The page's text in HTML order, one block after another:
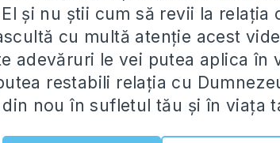
și nu știi cum să revii la relația
cu multă atenție acest
adevăruri le vei putea aplica în
restabili relația cu
nou în sufletul tău și în viața